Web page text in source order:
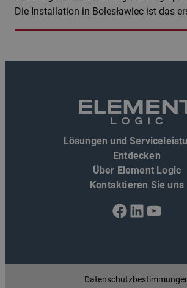
Die Installation in Bolesławiec ist das
Lösungen und
Entdecken
Über Element Logic
Kontaktieren Sie uns
Facebook
LinkedIn